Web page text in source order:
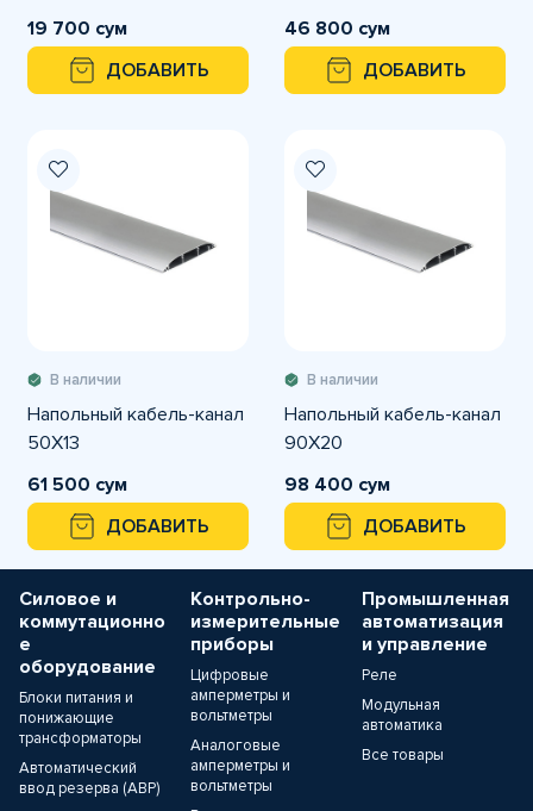
19 700 сум
ДОБАВИТЬ
46 800 сум
ДОБАВИТЬ
В наличии
Напольный кабель-канал
50X13
61 500 сум
ДОБАВИТЬ
В наличии
Напольный кабель-канал
90X20
98 400 сум
ДОБАВИТЬ
Силовое и
коммутационно
е
оборудование
Блоки питания и
понижающие
трансформаторы
Автоматический
ввод резерва (АВР)
Контрольно-
измерительные
приборы
Цифровые
амперметры и
вольтметры
Аналоговые
амперметры и
вольтметры
Промышленная
автоматизация
и управление
Реле
Модульная
автоматика
Все товары